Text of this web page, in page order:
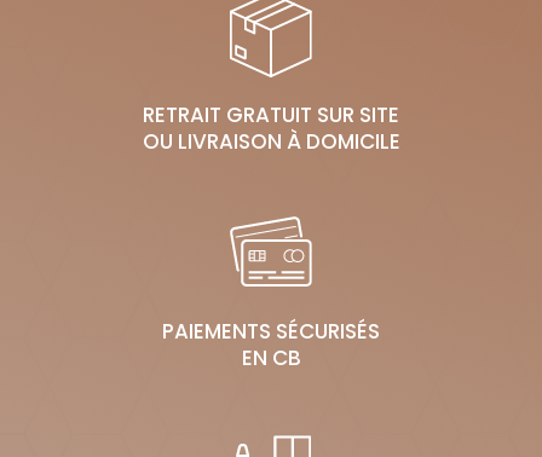
RETRAIT GRATUIT SUR SITE
OU LIVRAISON À DOMICILE
PAIEMENTS SÉCURISÉS
EN CB